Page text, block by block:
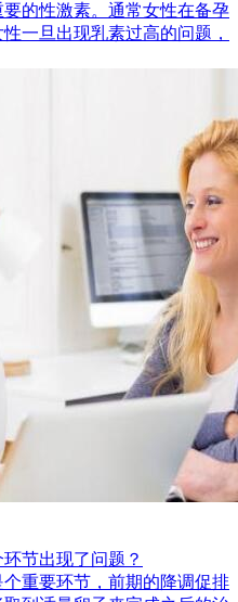
的性激素。通常女性在备孕
一旦出现乳素过高的问题，
节出现了问题？
重要环节，前期的降调促排